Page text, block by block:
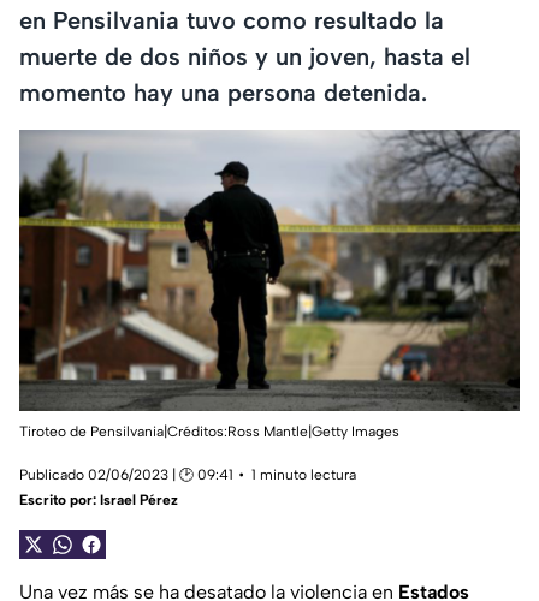
en Pensilvania tuvo como resultado la
muerte de dos niños y un joven, hasta el
momento hay una persona detenida.
Tiroteo de Pensilvania|Créditos:Ross Mantle|Getty Images
Publicado 02/06/2023 | 🕑 09:41
1 minuto lectura
Escrito por: Israel Pérez
Una vez más se ha desatado la violencia en Estados